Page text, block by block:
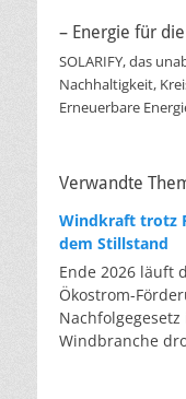
– Energie für
SOLARIFY, das
Nachhaltigkeit,
Erneuerbare
Verwandte
Windkraft trotz
dem Stillstand
Ende 2026 läuft
Ökostrom-
Windbranche